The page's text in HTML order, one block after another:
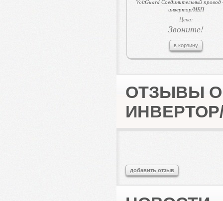
VoltGuard Соединительный провод
инвертор/ИБП
Цена:
Звоните!
в корзину
ОТЗЫВЫ О
добавить отзыв